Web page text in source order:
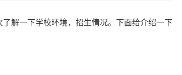
解一下学校环境，招生情况。下面给介绍一下